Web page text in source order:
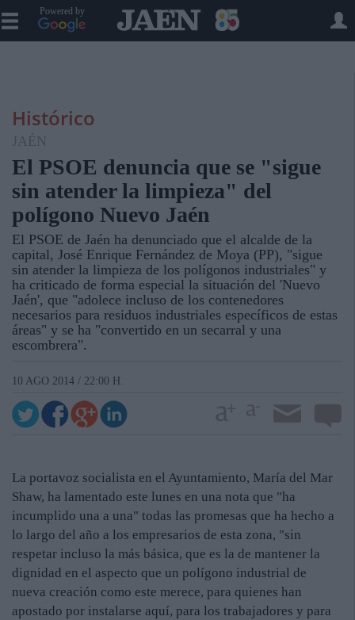
Powered by
Histórico
JAÉN
El PSOE denuncia que se "sigue
sin atender la limpieza" del
polígono Nuevo Jaén
El PSOE de Jaén ha denunciado que el alcalde de la
capital, José Enrique Fernández de Moya (PP), "sigue
sin atender la limpieza de los polígonos industriales" y
ha criticado de forma especial la situación del 'Nuevo
Jaén', que "adolece incluso de los contenedores
necesarios para residuos industriales específicos de estas
áreas" y se ha "convertido en un secarral y una
escombrera".
10 AGO 2014 / 22:00 H.
La portavoz socialista en el Ayuntamiento, María del Mar
Shaw, ha lamentado este lunes en una nota que "ha
incumplido una a una" todas las promesas que ha hecho a
lo largo del año a los empresarios de esta zona, "sin
respetar incluso la más básica, que es la de mantener la
dignidad en el aspecto que un polígono industrial de
nueva creación como este merece, para quienes han
apostado por instalarse aquí, para los trabajadores y para